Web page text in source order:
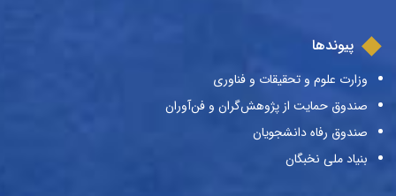
پیوندها
وزارت علوم و تحقیقات و فناوری
صندوق حمایت از پژوهش‌گران و فن‌آوران
صندوق رفاه دانشجویان
بنیاد ملی نخبگان